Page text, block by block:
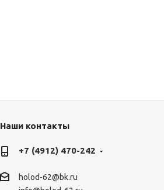
Наши контакты
+7 (4912) 470-242
holod-62@bk.ru